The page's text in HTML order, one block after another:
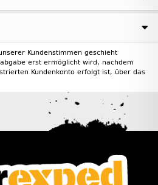
Kundenstimmen geschieht
erst ermöglicht wird, nachdem
Kundenkonto erfolgt ist, über das